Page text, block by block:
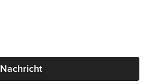
Nachricht